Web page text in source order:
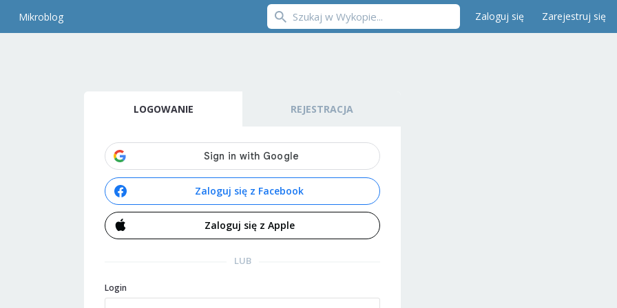
Mikroblog Zaloguj się Zarejestruj się
LOGOWANIE REJESTRACJA
Zaloguj się z Facebook
Zaloguj się z Apple
LUB
Login